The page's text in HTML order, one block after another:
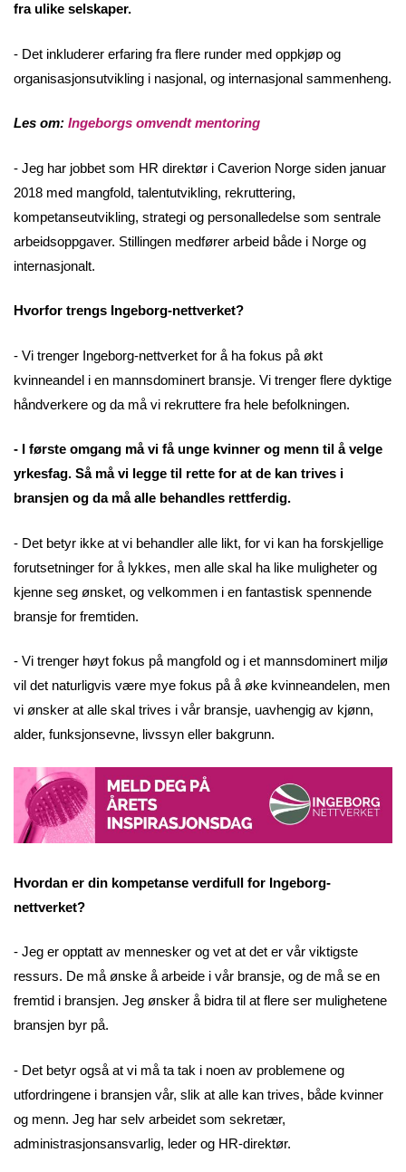
fra ulike selskaper.
- Det inkluderer erfaring fra flere runder med oppkjøp og
organisasjonsutvikling i nasjonal, og internasjonal sammenheng.
Les om: Ingeborgs omvendt mentoring
- Jeg har jobbet som HR direktør i Caverion Norge siden januar
2018 med mangfold, talentutvikling, rekruttering,
kompetanseutvikling, strategi og personalledelse som sentrale
arbeidsoppgaver. Stillingen medfører arbeid både i Norge og
internasjonalt.
Hvorfor trengs Ingeborg-nettverket?
- Vi trenger Ingeborg-nettverket for å ha fokus på økt
kvinneandel i en mannsdominert bransje. Vi trenger flere dyktige
håndverkere og da må vi rekruttere fra hele befolkningen.
- I første omgang må vi få unge kvinner og menn til å velge
yrkesfag. Så må vi legge til rette for at de kan trives i
bransjen og da må alle behandles rettferdig.
- Det betyr ikke at vi behandler alle likt, for vi kan ha forskjellige
forutsetninger for å lykkes, men alle skal ha like muligheter og
kjenne seg ønsket, og velkommen i en fantastisk spennende
bransje for fremtiden.
- Vi trenger høyt fokus på mangfold og i et mannsdominert miljø
vil det naturligvis være mye fokus på å øke kvinneandelen, men
vi ønsker at alle skal trives i vår bransje, uavhengig av kjønn,
alder, funksjonsevne, livssyn eller bakgrunn.
Hvordan er din kompetanse verdifull for Ingeborg-
nettverket?
- Jeg er opptatt av mennesker og vet at det er vår viktigste
ressurs. De må ønske å arbeide i vår bransje, og de må se en
fremtid i bransjen. Jeg ønsker å bidra til at flere ser mulighetene
bransjen byr på.
- Det betyr også at vi må ta tak i noen av problemene og
utfordringene i bransjen vår, slik at alle kan trives, både kvinner
og menn. Jeg har selv arbeidet som sekretær,
administrasjonsansvarlig, leder og HR-direktør.